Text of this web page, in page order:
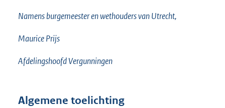
Namens burgemeester en wethouders van Utrecht,
Maurice Prijs
Afdelingshoofd Vergunningen
Algemene toelichting